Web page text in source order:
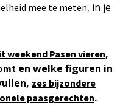
mee te meten, in je
weekend Pasen vieren,
en welke figuren in
zes bijzondere
paasgerechten.